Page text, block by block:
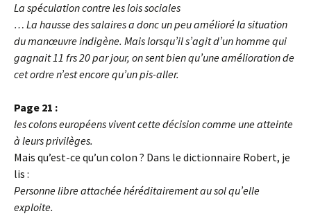
La spéculation contre les lois sociales
… La hausse des salaires a donc un peu amélioré la situation
du manœuvre indigène. Mais lorsqu’il s’agit d’un homme qui
gagnait 11 frs 20 par jour, on sent bien qu’une amélioration de
cet ordre n’est encore qu’un pis-aller.
Page 21 :
les colons européens vivent cette décision comme une atteinte
à leurs privilèges.
Mais qu’est-ce qu’un colon ? Dans le dictionnaire Robert, je
lis :
Personne libre attachée héréditairement au sol qu’elle
exploite.